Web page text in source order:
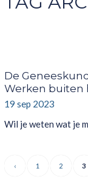
De
Werken buiten
19 sep 2023
Wil je weten wat je
‹ 1 2 3